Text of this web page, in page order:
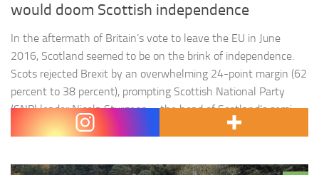
would doom Scottish independence
In the aftermath of Britain’s vote to leave the EU in June
2016, Scotland seemed to be on the brink of independence.
Scots rejected Brexit by an overwhelming 24-point margin (62
percent to 38 percent), prompting Scottish National Party
(SNP) leader Nicola Sturgeon – the head of Scotland’s semi-
autonomous government in Edinburgh – to start preparing…